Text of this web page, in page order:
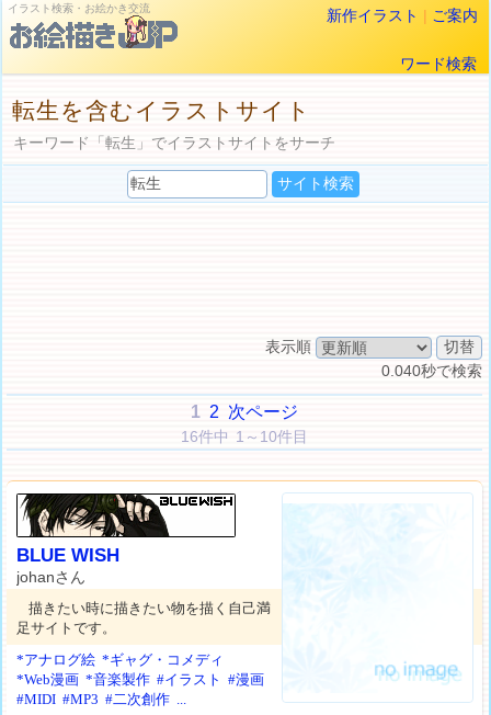
イラスト検索・お絵かき交流 新作イラスト | ご案内
ワード検索
転生を含むイラストサイト
キーワード「転生」でイラストサイトをサーチ
表示順
0.040秒で検索
1 2 次ページ
16件中 1～10件目
BLUE WISH
johanさん
描きたい時に描きたい物を描く自己満
足サイトです。
*アナログ絵 *ギャグ・コメディ
*Web漫画 *音楽製作 #イラスト
#漫画
#MIDI #MP3 #二次創作 ...